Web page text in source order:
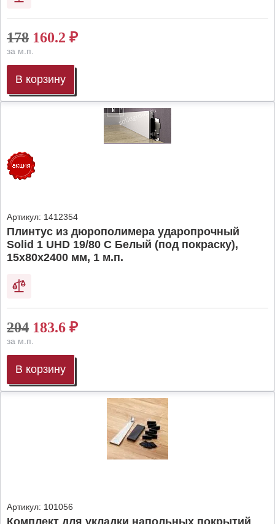
178 160.2 ₽
за м.п.
В корзину
Артикул: 1412354
Плинтус из дюрополимера ударопрочный
Solid 1 UHD 19/80 C Белый (под покраску),
15х80х2400 мм, 1 м.п.
204 183.6 ₽
за м.п.
В корзину
Артикул: 101056
Комплект для укладки напольных покрытий